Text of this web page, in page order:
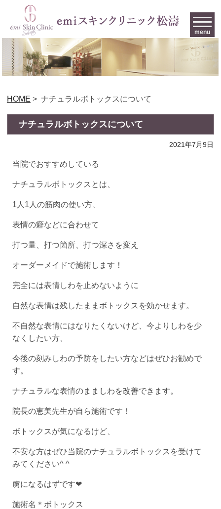
menu
HOME > ナチュラルボトックスについて
ナチュラルボトックスについて
2021年7月9日
当院でおすすめしている
ナチュラルボトックスとは、
1人1人の筋肉の使い方、
表情の癖などに合わせて
打つ量、打つ箇所、打つ深さを変え
オーダーメイドで施術します！
完全には表情しわを止めないように
自然な表情は残したままボトックスを効かせます。
不自然な表情にはなりたくないけど、今よりしわを少
なくしたい方、
今後の刻みしわの予防をしたい方などはぜひお勧めで
す。
ナチュラルな表情のまましわを改善できます。
院長の恵美先生が自ら施術です！
ボトックスが気になるけど、
不安な方はぜひ当院のナチュラルボトックスを受けて
みてください^ ^
虜になるはずです❤︎
施術名＊ボトックス